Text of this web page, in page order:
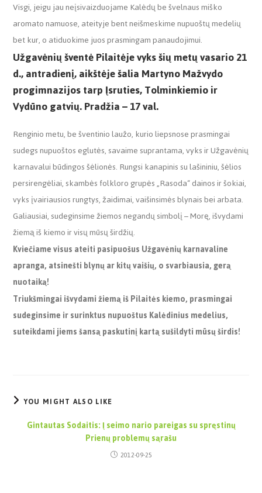
Visgi, jeigu jau neįsivaizduojame Kalėdų be švelnaus miško
aromato namuose, ateityje bent neišmeskime nupuoštų medelių
bet kur, o atiduokime juos prasmingam panaudojimui.
Užgavėnių šventė Pilaitėje vyks šių metų vasario 21
d., antradienį, aikštėje šalia Martyno Mažvydo
progimnazijos tarp Įsruties, Tolminkiemio ir
Vydūno gatvių. Pradžia – 17 val.
Renginio metu, be šventinio laužo, kurio liepsnose prasmingai
sudegs nupuoštos eglutės, savaime suprantama, vyks ir Užgavėnių
karnavalui būdingos šėlionės. Rungsi kanapinis su lašininiu, šėlios
persirengėliai, skambės folkloro grupės „Rasoda“ dainos ir šokiai,
vyks įvairiausios rungtys, žaidimai, vaišinsimės blynais bei arbata.
Galiausiai, sudeginsime žiemos negandų simbolį – Morę, išvydami
žiemą iš kiemo ir visų mūsų širdžių.
Kviečiame visus ateiti pasipuošus Užgavėnių karnavaline
apranga, atsinešti blynų ar kitų vaišių, o svarbiausia, gerą
nuotaiką!
Triukšmingai išvydami žiemą iš Pilaitės kiemo, prasmingai
sudeginsime ir surinktus nupuoštus Kalėdinius medelius,
suteikdami jiems šansą paskutinį kartą sušildyti mūsų širdis!
YOU MIGHT ALSO LIKE
Gintautas Sodaitis: Į seimo nario pareigas su spręstinų
Prienų problemų sąrašu
2012-09-25